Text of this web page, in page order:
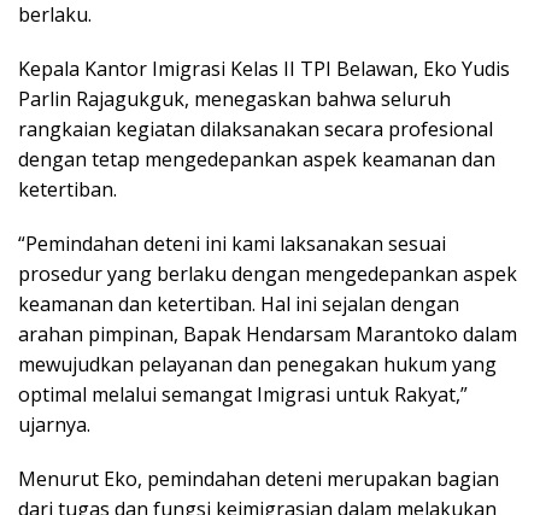
berlaku.
Kepala Kantor Imigrasi Kelas II TPI Belawan, Eko Yudis
Parlin Rajagukguk, menegaskan bahwa seluruh
rangkaian kegiatan dilaksanakan secara profesional
dengan tetap mengedepankan aspek keamanan dan
ketertiban.
“Pemindahan deteni ini kami laksanakan sesuai
prosedur yang berlaku dengan mengedepankan aspek
keamanan dan ketertiban. Hal ini sejalan dengan
arahan pimpinan, Bapak Hendarsam Marantoko dalam
mewujudkan pelayanan dan penegakan hukum yang
optimal melalui semangat Imigrasi untuk Rakyat,”
ujarnya.
Menurut Eko, pemindahan deteni merupakan bagian
dari tugas dan fungsi keimigrasian dalam melakukan